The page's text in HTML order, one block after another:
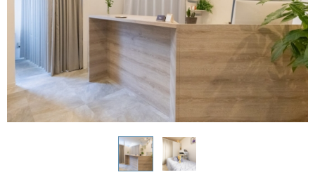
山形県 福島県
関東
茨城県 栃木県 群馬県 埼玉県
千葉県 東京都 神奈川県